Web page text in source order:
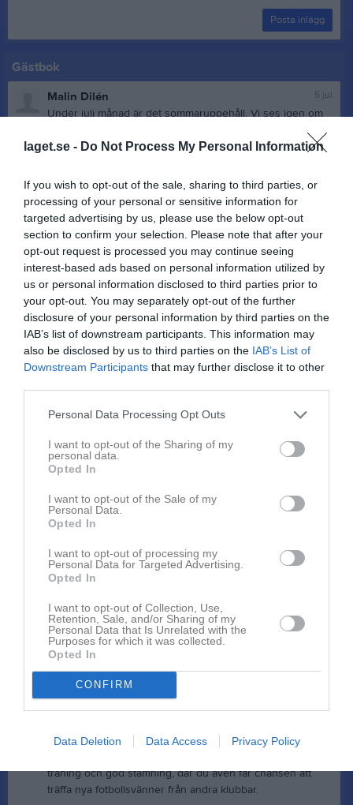
laget.se - Do Not Process My Personal Information
If you wish to opt-out of the sale, sharing to third parties, or
processing of your personal or sensitive information for
targeted advertising by us, please use the below opt-out
section to confirm your selection. Please note that after your
opt-out request is processed you may continue seeing
interest-based ads based on personal information utilized by
us or personal information disclosed to third parties prior to
your opt-out. You may separately opt-out of the further
disclosure of your personal information by third parties on the
IAB’s list of downstream participants. This information may
also be disclosed by us to third parties on the IAB’s List of
Downstream Participants that may further disclose it to other
Personal Data Processing Opt Outs
I want to opt-out of the Sharing of my
personal data.
Opted In
I want to opt-out of the Sale of my
Personal Data.
Opted In
I want to opt-out of processing my
Personal Data for Targeted Advertising.
Opted In
I want to opt-out of Collection, Use,
Retention, Sale, and/or Sharing of my
Personal Data that Is Unrelated with the
Purposes for which it was collected.
Opted In
CONFIRM
Data Deletion Data Access Privacy Policy
Posta inlägg
Gästbok
5 jul
Malin Dilén
Under juli månad är det sommaruppehåll. Vi ses igen om
Rapportera
Malin Dilén
Tyvärr måste vi ställa in träningen idag!
Rapportera
Malin Dilén
Hej!
På söndag kör vi som vanligt mellan 16-17⚽️
Rapportera
7 maj
Annsofie Joas
Hej på er !!!
Vad säger ni ? Skall vi försöka starta upp ett P16 lag igen
???
Det finns en mamma som gärna ställer upp som ledare ,
samt att jag kan hjälpa till ibland .
Men fler föräldrar måste engagera sig , för att få det att
funka💙⚽
Rapportera
Ola Blomkvist
Jag skulle bara vilja tipsa er om ett par roliga aktiviteter i
Storklubbarna Real Madrid och Arsenal kommer till
Sverige och arrangerar fotbollscamper för spelare i er
ålder.
Camperna är öppna för alla utespelare och målvakter -
oavsett nivå. Träningarna leds av erfarna och peppande
träning och god stämning, där du även får chansen att
träffa nya fotbollsvänner från andra klubbar.